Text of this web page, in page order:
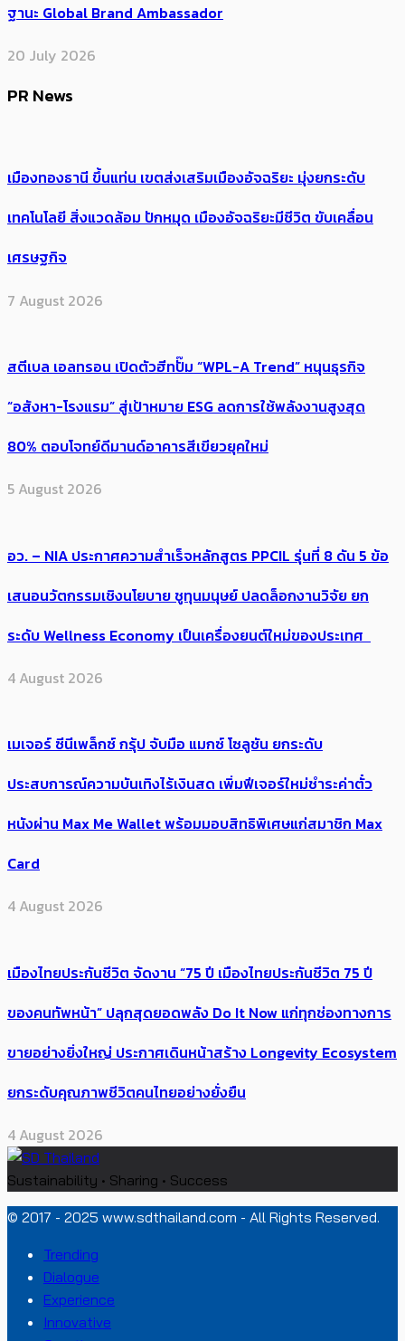
ฐานะ Global Brand Ambassador
20 July 2026
PR News
เมืองทองธานี ขึ้นแท่น เขตส่งเสริมเมืองอัจฉริยะ มุ่งยกระดับ
เทคโนโลยี สิ่งแวดล้อม ปักหมุด เมืองอัจฉริยะมีชีวิต ขับเคลื่อน
เศรษฐกิจ
7 August 2026
สตีเบล เอลทรอน เปิดตัวฮีทปั๊ม “WPL-A Trend” หนุนธุรกิจ
“อสังหา-โรงแรม” สู่เป้าหมาย ESG ลดการใช้พลังงานสูงสุด
80% ตอบโจทย์ดีมานด์อาคารสีเขียวยุคใหม่
5 August 2026
อว. – NIA ประกาศความสำเร็จหลักสูตร PPCIL รุ่นที่ 8 ดัน 5 ข้อ
เสนอนวัตกรรมเชิงนโยบาย ชูทุนมนุษย์ ปลดล็อกงานวิจัย ยก
ระดับ Wellness Economy เป็นเครื่องยนต์ใหม่ของประเทศ
4 August 2026
เมเจอร์ ซีนีเพล็กซ์ กรุ้ป จับมือ แมกซ์ โซลูชัน ยกระดับ
ประสบการณ์ความบันเทิงไร้เงินสด เพิ่มฟีเจอร์ใหม่ชำระค่าตั๋ว
หนังผ่าน Max Me Wallet พร้อมมอบสิทธิพิเศษแก่สมาชิก Max
Card
4 August 2026
เมืองไทยประกันชีวิต จัดงาน “75 ปี เมืองไทยประกันชีวิต 75 ปี
ของคนทัพหน้า” ปลุกสุดยอดพลัง Do It Now แก่ทุกช่องทางการ
ขายอย่างยิ่งใหญ่ ประกาศเดินหน้าสร้าง Longevity Ecosystem
ยกระดับคุณภาพชีวิตคนไทยอย่างยั่งยืน
4 August 2026
Sustainability • Sharing • Success
© 2017 - 2025 www.sdthailand.com - All Rights Reserved.
Trending
Dialogue
Experience
Innovative